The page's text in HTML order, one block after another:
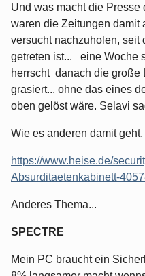
Und was macht die Presse
waren die Zeitungen damit
versucht nachzuholen, seit
getreten ist... eine Woche
herrscht danach die große
grasiert... ohne das eines
oben gelöst wäre. Selavi
Wie es anderen damit
https://www.heise.de/
Absurditaetenkabinett-
Anderes Thema...
SPECTRE
Mein PC braucht ein